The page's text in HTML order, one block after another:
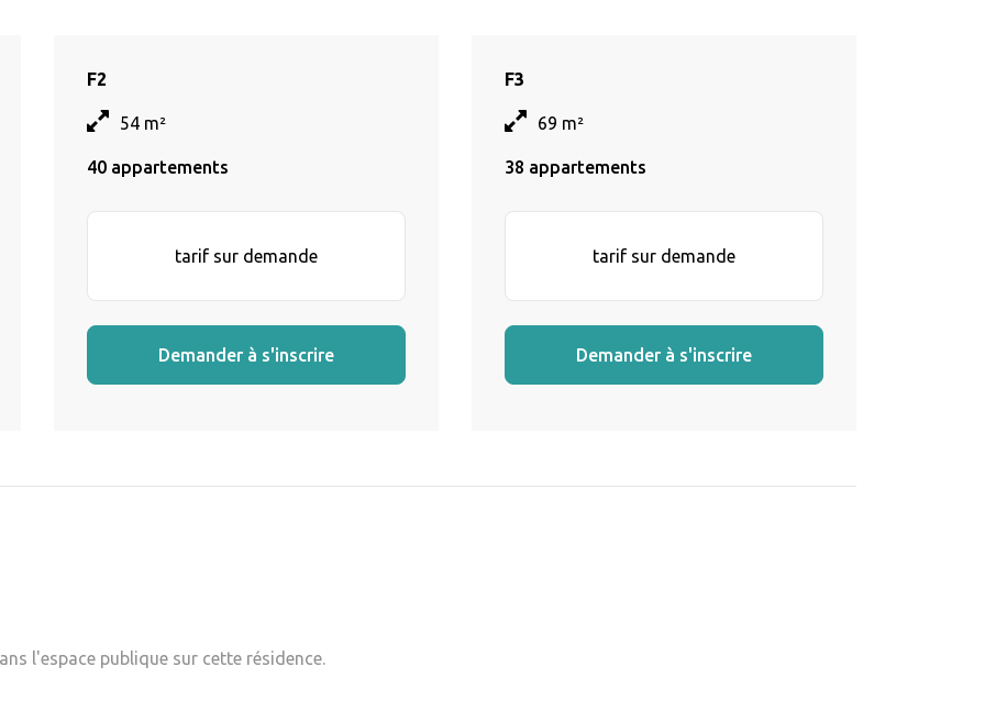
F2
54 m²
40 appartements
tarif sur demande
Demander à s'inscrire
F3
69 m²
38 appartements
tarif sur demande
Demander à s'inscrire
l'espace publique sur cette résidence.